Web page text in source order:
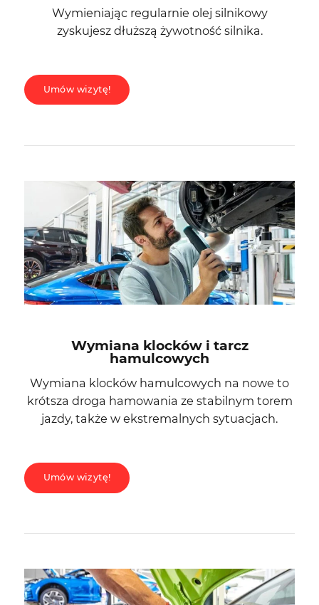
Wymieniając regularnie olej silnikowy
zyskujesz dłuższą żywotność silnika.
Umów wizytę!
Wymiana klocków i tarcz
hamulcowych
Wymiana klocków hamulcowych na nowe to
krótsza droga hamowania ze stabilnym torem
jazdy, także w ekstremalnych sytuacjach.
Umów wizytę!